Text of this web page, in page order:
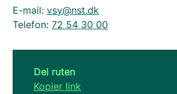
E-mail: vsy@nst.dk
Telefon: 72 54 30 00
Del ruten
Kopier link